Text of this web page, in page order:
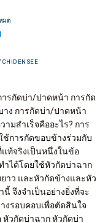
มด
CHIDENSEE
รกัดบ่า/ปาดหน้า การกัด
ง การกัดบ่า/ปาดหน้า
มสำเร็จคืออะไร? การ
ช้การกัดขอบข้างร่วมกับ
ท้จริงเป็นหนึ่งในข้อ
ได้โดยใช้หัวกัดบ่าฉาก
าว และหัวกัดข้างและหัว
จึงจำเป็นอย่างยิ่งที่จะ
รอบคอบเพื่อตัดสินใจ
หัวกัดบ่าฉาก หัวกัดบ่า